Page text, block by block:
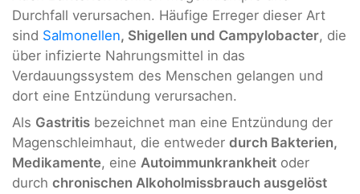
Durchfall verursachen. Häufige Erreger dieser Art
sind Salmonellen, Shigellen und Campylobacter, die
über infizierte Nahrungsmittel in das
Verdauungssystem des Menschen gelangen und
dort eine Entzündung verursachen.
Als Gastritis bezeichnet man eine Entzündung der
Magenschleimhaut, die entweder durch Bakterien,
Medikamente, eine Autoimmunkrankheit oder
durch chronischen Alkoholmissbrauch ausgelöst